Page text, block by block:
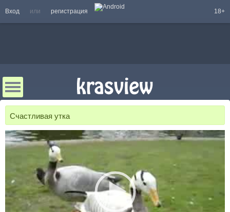
Вход или регистрация 18+
Счастливая утка